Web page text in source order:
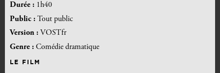
Durée : 1h40
Public : Tout public
Version : VOSTfr
Genre : Comédie dramatique
LE FILM